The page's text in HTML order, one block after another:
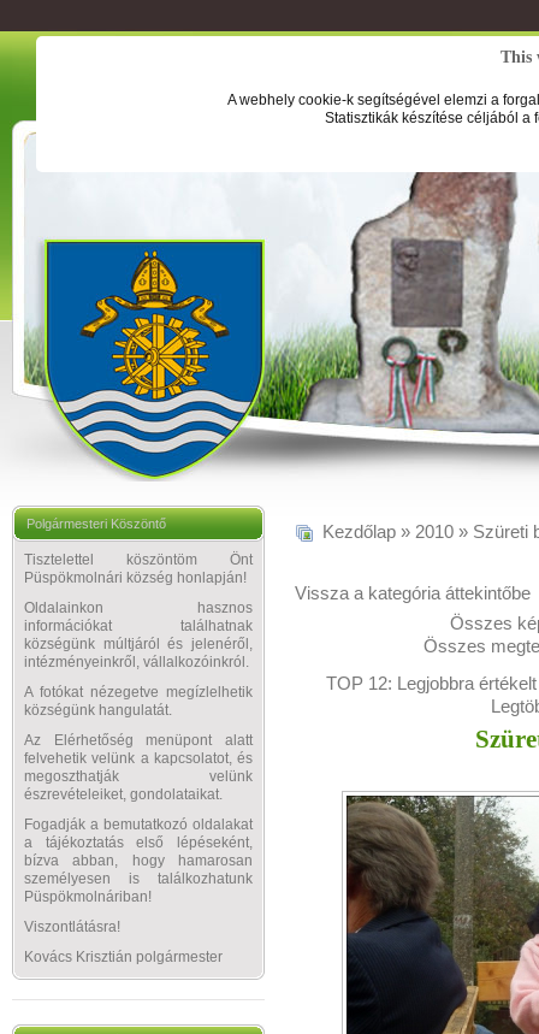
This
A webhely cookie-k segítségével elemzi a
Statisztikák készítése céljából a
Polgármesteri Köszöntő
Tisztelettel köszöntöm Önt
Püspökmolnári község honlapján!
Oldalainkon hasznos
információkat találhatnak
községünk múltjáról és jelenéről,
intézményeinkről, vállalkozóinkról.
A fotókat nézegetve megízlelhetik
községünk hangulatát.
Az Elérhetőség menüpont alatt
felvehetik velünk a kapcsolatot, és
megoszthatják velünk
észrevételeiket, gondolataikat.
Fogadják a bemutatkozó oldalakat
a tájékoztatás első lépéseként,
bízva abban, hogy hamarosan
személyesen is találkozhatunk
Püspökmolnáriban!
Viszontlátásra!
Kovács Krisztián polgármester
Kezdőlap » 2010 » Szüreti
Vissza a kategória áttekintőbe
Összes
Összes
TOP 12: Legjobbra értékelt